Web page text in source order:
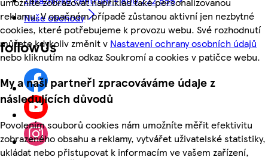
reklamu. V opačném případě zůstanou aktivní jen nezbytné
cookies, které potřebujeme k provozu webu. Své rozhodnutí
můžete kdykoliv změnit v Nastavení ochrany osobních údajů
nebo kliknutím na odkaz Soukromí a cookies v patičce webu.
My a naši partneři zpracováváme údaje z
následujících důvodů
Povolením souborů cookies nám umožníte měřit efektivitu
zobrazeného obsahu a reklamy, vytvářet uživatelské statistiky,
ukládat nebo přistupovat k informacím ve vašem zařízení,
Naše obchody
followUs